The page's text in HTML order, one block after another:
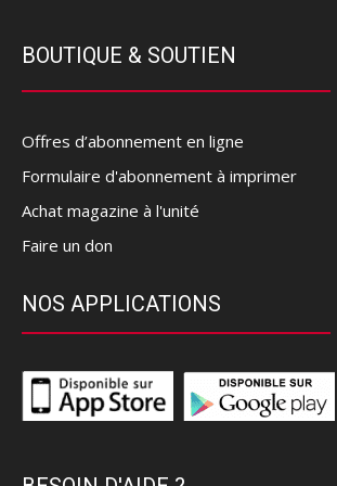
BOUTIQUE & SOUTIEN
Offres d’abonnement en ligne
Formulaire d'abonnement à imprimer
Achat magazine à l'unité
Faire un don
NOS APPLICATIONS